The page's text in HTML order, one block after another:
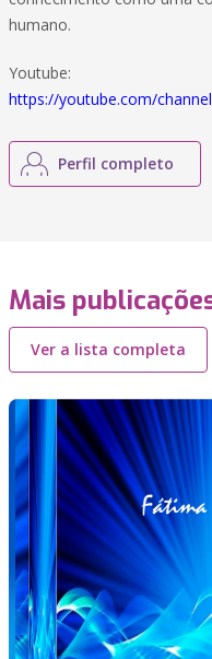
humano.
Youtube:
https://youtube.com/
Perfil completo
Mais
Ver a lista completa